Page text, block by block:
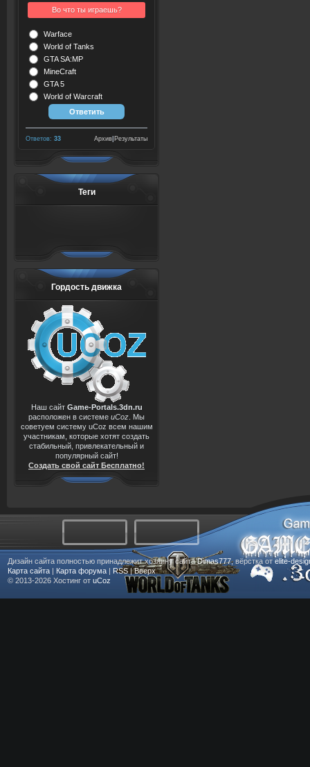
Во что ты играешь?
Warface
World of Tanks
GTA SA:MP
MineCraft
GTA 5
World of Warcraft
Ответов: 33 Результаты
Архив
Теги
Гордость движка
Наш сайт Game-Portals.3dn.ru
расположен в системе uCoz . Мы
советуем систему uCoz всем нашим
участникам, которые хотят создать
стабильный, привлекательный и
популярный сайт!
Создать свой сайт Бесплатно!
Дизайн сайта полностью принадлежит хозяину сайтаDimas777, вёрстка от elite-
Карта сайта | Карта форума | RSS|Вверх
© 2013-2026 Хостинг от uCoz